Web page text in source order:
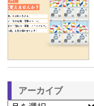
アーカイブ